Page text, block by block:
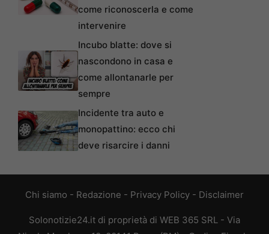
come riconoscerla e come
intervenire
Incubo blatte: dove si
nascondono in casa e
come allontanarle per
sempre
Incidente tra auto e
monopattino: ecco chi
deve risarcire i danni
Chi siamo - Redazione - Privacy Policy - Disclaimer
Solonotizie24.it di proprietà di WEB 365 SRL - Via